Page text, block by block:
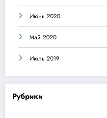
Июнь 2020
Май 2020
Июль 2019
Рубрики